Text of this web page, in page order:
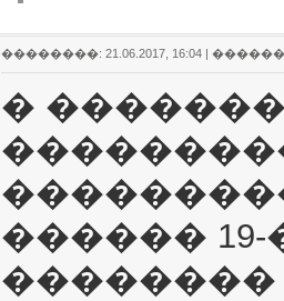
��������: 21.06.2017, 16:04 |
�
������